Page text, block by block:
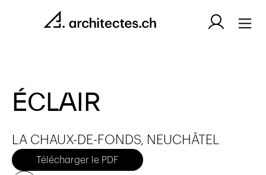
ÉCLAIR
LA CHAUX-DE-FONDS, NEUCHÂTEL
Télécharger le PDF